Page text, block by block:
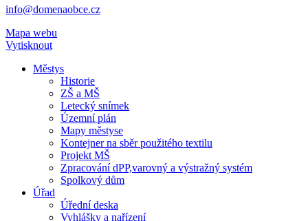
info@domenaobce.cz
Mapa webu
Vytisknout
Městys
Historie
ZŠ a MŠ
Letecký snímek
Územní plán
Mapy městyse
Kontejner na sběr použitého textilu
Projekt MŠ
Zpracování dPP,varovný a výstražný systém
Spolkový dům
Úřad
Úřední deska
Vyhlášky a nařízení